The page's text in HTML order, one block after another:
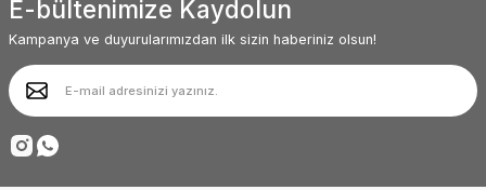
Ürün bilgilerinde hatalar bulunuyor.
Ürün fiyatı diğer sitelerden daha pahalı.
Bu ürüne benzer farklı alternatifler olmalı.
Deneyimini Paylaş
E-bültenimize Kaydolun
Kampanya ve duyurularımızdan ilk sizin haberiniz olsun!